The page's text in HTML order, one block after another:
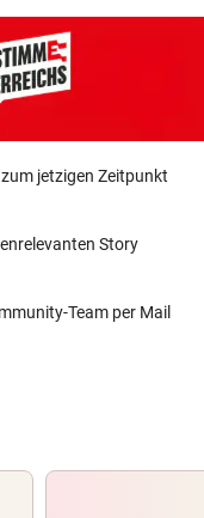
jetzigen Zeitpunkt
Story
Team per Mail